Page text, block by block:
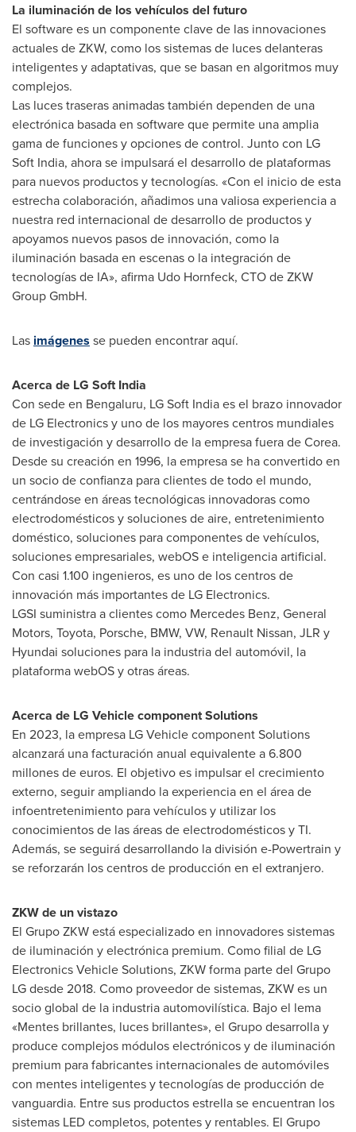
La iluminación de los vehículos del futuro
El software es un componente clave de las innovaciones
actuales de ZKW, como los sistemas de luces delanteras
inteligentes y adaptativas, que se basan en algoritmos muy
complejos.
Las luces traseras animadas también dependen de una
electrónica basada en software que permite una amplia
gama de funciones y opciones de control. Junto con LG
Soft India, ahora se impulsará el desarrollo de plataformas
para nuevos productos y tecnologías. «Con el inicio de esta
estrecha colaboración, añadimos una valiosa experiencia a
nuestra red internacional de desarrollo de productos y
apoyamos nuevos pasos de innovación, como la
iluminación basada en escenas o la integración de
tecnologías de IA», afirma Udo Hornfeck, CTO de ZKW
Group GmbH.
Las imágenes se pueden encontrar aquí.
Acerca de LG Soft India
Con sede en Bengaluru, LG Soft India es el brazo innovador
de LG Electronics y uno de los mayores centros mundiales
de investigación y desarrollo de la empresa fuera de Corea.
Desde su creación en 1996, la empresa se ha convertido en
un socio de confianza para clientes de todo el mundo,
centrándose en áreas tecnológicas innovadoras como
electrodomésticos y soluciones de aire, entretenimiento
doméstico, soluciones para componentes de vehículos,
soluciones empresariales, webOS e inteligencia artificial.
Con casi 1.100 ingenieros, es uno de los centros de
innovación más importantes de LG Electronics.
LGSI suministra a clientes como Mercedes Benz, General
Motors, Toyota, Porsche, BMW, VW, Renault Nissan, JLR y
Hyundai soluciones para la industria del automóvil, la
plataforma webOS y otras áreas.
Acerca de LG Vehicle component Solutions
En 2023, la empresa LG Vehicle component Solutions
alcanzará una facturación anual equivalente a 6.800
millones de euros. El objetivo es impulsar el crecimiento
externo, seguir ampliando la experiencia en el área de
infoentretenimiento para vehículos y utilizar los
conocimientos de las áreas de electrodomésticos y TI.
Además, se seguirá desarrollando la división e-Powertrain y
se reforzarán los centros de producción en el extranjero.
ZKW de un vistazo
El Grupo ZKW está especializado en innovadores sistemas
de iluminación y electrónica premium. Como filial de LG
Electronics Vehicle Solutions, ZKW forma parte del Grupo
LG desde 2018. Como proveedor de sistemas, ZKW es un
socio global de la industria automovilística. Bajo el lema
«Mentes brillantes, luces brillantes», el Grupo desarrolla y
produce complejos módulos electrónicos y de iluminación
premium para fabricantes internacionales de automóviles
con mentes inteligentes y tecnologías de producción de
vanguardia. Entre sus productos estrella se encuentran los
sistemas LED completos, potentes y rentables. El Grupo